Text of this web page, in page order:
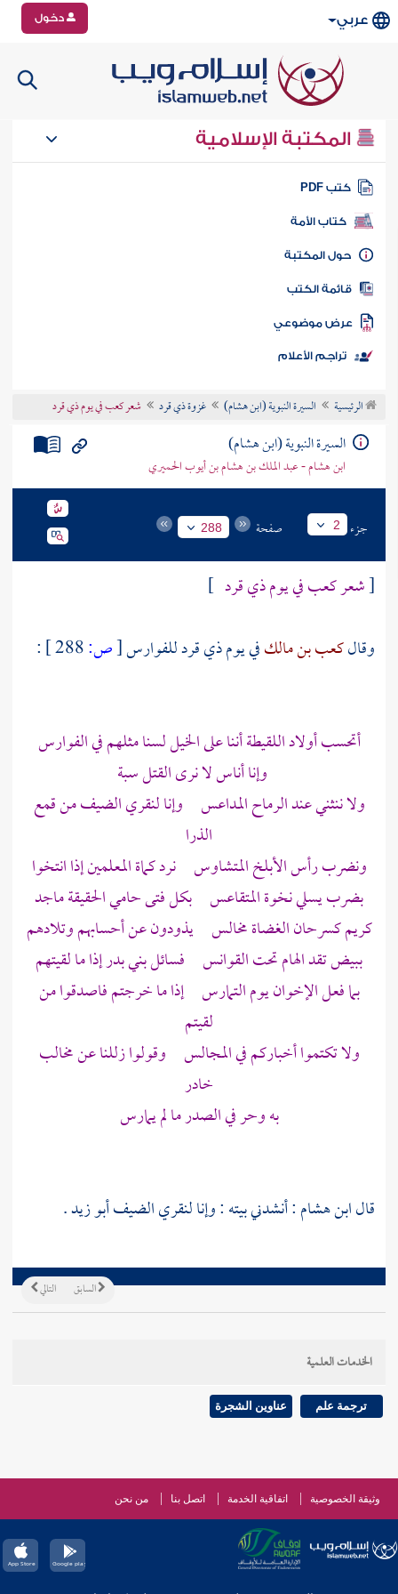
عربي دخول
المكتبة الإسلامية
كتب PDF
كتاب الأمة
المكتبة
الكتب
موضوعي
تراجم الأعلام
الرئيسية السيرة النبوية (ابن هشام) غزوة ذي قرد شعر كعب في يوم ذي قرد
السيرة النبوية (ابن هشام)
ابن هشام - عبد الملك بن هشام بن أيوب الحميري
جزء 2 صفحة 288
[شعركعبفي يومذي قرد ]
وقالكعب بن مالكفي يومذي قردللفوارس[ص: :
أتحسب أولاد اللقيطة أننا على الخيل لسنا مثلهم في الفوارس
وإنا أناس لا نرى القتل سبة
ولا ننثني عند الرماح المداعس وإنا لنقري الضيف من قمع
الذرا
ونضرب رأس الأبلخ المتشاوس نرد كماة المعلمين إذا انتخوا
بضرب يسلي نخوة المتقاعس بكل فتى حامي الحقيقة ماجد
كريم كسرحان الغضاة مخالس يذودون عن أحسابهم وتلادهم
ببيض تقد الهام تحت القوانس فسائل بني بدر إذا ما لقيتهم
بما فعل الإخوان يوم التمارس إذا ما خرجتم فاصدقوا من
لقيتم
ولا تكتموا أخباركم في المجالس وقولوا زللنا عن مخالب
خادر
به وحر في الصدر ما لم يمارس
قالابن هشام: أنشدني بيته : وإنا لنقري الضيفأبو زيد.
التالي السابق
الخدمات العلمية
ترجمة علم عناوين الشجرة
وثيقة الخصوصية اتفاقية الخدمة اتصل بنا من نحن